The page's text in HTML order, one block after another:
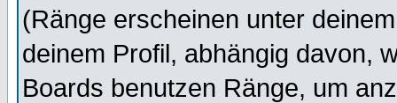
(Ränge erscheinen unter
deinem Profil, abhängig davon,
Boards benutzen Ränge, um